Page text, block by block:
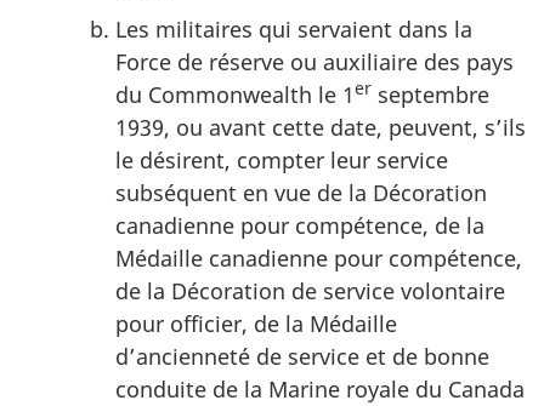
Les militaires qui servaient dans la
Force de réserve ou auxiliaire des pays
du Commonwealth le 1er septembre
1939, ou avant cette date, peuvent, s’ils
le désirent, compter leur service
subséquent en vue de la Décoration
canadienne pour compétence, de la
Médaille canadienne pour compétence,
de la Décoration de service volontaire
pour officier, de la Médaille
d’ancienneté de service et de bonne
conduite de la Marine royale du Canada